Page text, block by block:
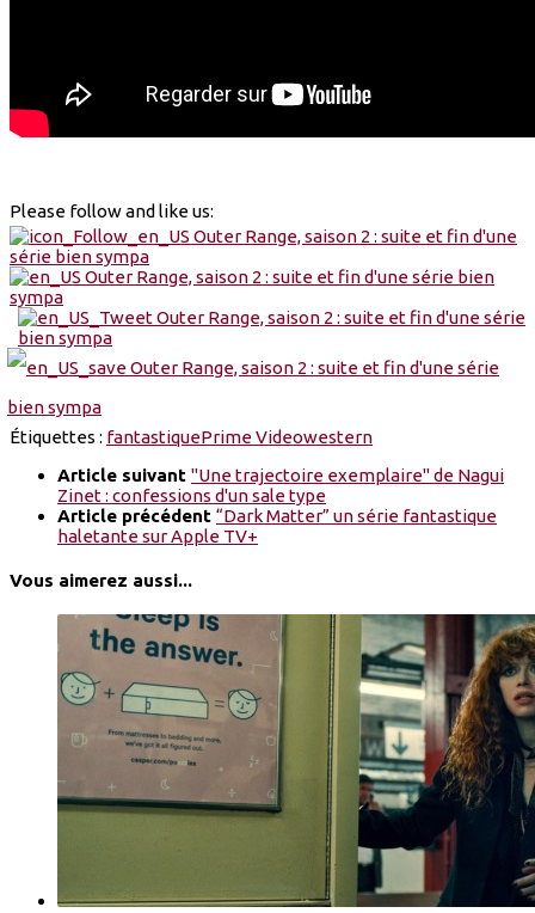
Please follow and like us:
Étiquettes : fantastiquePrime Videowestern
Article suivant "Une trajectoire exemplaire" de Nagui
Zinet : confessions d'un sale type
Article précédent “Dark Matter” un série fantastique
haletante sur Apple TV+
Vous aimerez aussi...